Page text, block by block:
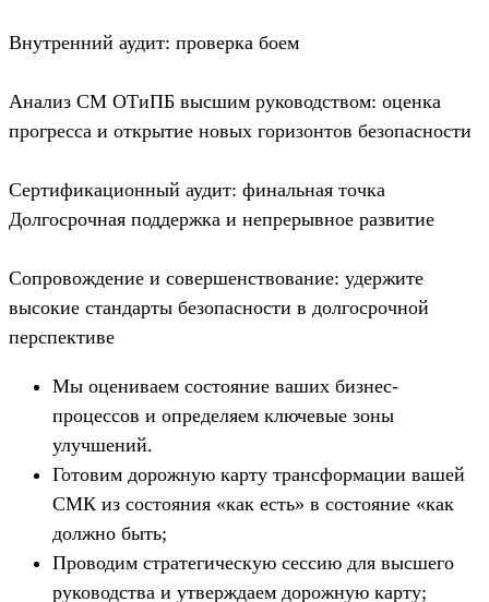
Внутренний аудит: проверка боем
Анализ СМ ОТиПБ высшим руководством: оценка
прогресса и открытие новых горизонтов безопасности
Сертификационный аудит: финальная точка
Долгосрочная поддержка и непрерывное развитие
Сопровождение и совершенствование: удержите
высокие стандарты безопасности в долгосрочной
перспективе
Мы оцениваем состояние ваших бизнес-
процессов и определяем ключевые зоны
улучшений.
Готовим дорожную карту трансформации вашей
СМК из состояния «как есть» в состояние «как
должно быть;
Проводим стратегическую сессию для высшего
руководства и утверждаем дорожную карту;